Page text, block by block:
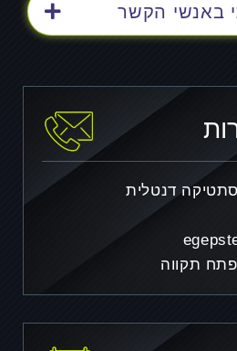
באנשי הקשר
דנטלית